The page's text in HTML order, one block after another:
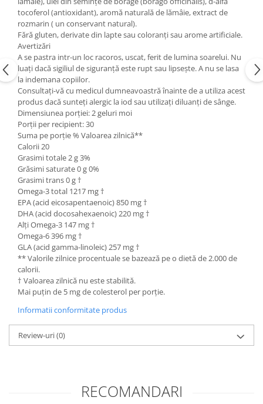
tocoferol (antioxidant), aromă naturală de lămâie, extract de
rozmarin ( un conservant natural).
Fără gluten, derivate din lapte sau coloranți sau arome artificiale.
Avertizări
A se pastra intr-un loc racoros, uscat, ferit de lumina soarelui. Nu
luați dacă sigiliul de siguranță este rupt sau lipsește. A nu se lasa
la indemana copiilor.
Consultați-vă cu medicul dumneavoastră înainte de a utiliza acest
produs dacă sunteți alergic la iod sau utilizați diluanți de sânge.
Dimensiunea porției: 2 geluri moi
Porții per recipient: 30
Suma pe porție % Valoarea zilnică**
Calorii 20
Grasimi totale 2 g 3%
Grăsimi saturate 0 g 0%
Grasimi trans 0 g †
Omega-3 total 1217 mg †
EPA (acid eicosapentaenoic) 850 mg †
DHA (acid docosahexaenoic) 220 mg †
Alți Omega-3 147 mg †
Omega-6 396 mg †
GLA (acid gamma-linoleic) 257 mg †
** Valorile zilnice procentuale se bazează pe o dietă de 2.000 de
calorii.
† Valoarea zilnică nu este stabilită.
Mai puțin de 5 mg de colesterol per porție.
Informatii conformitate produs
Review-uri(0)
RECOMANDARI